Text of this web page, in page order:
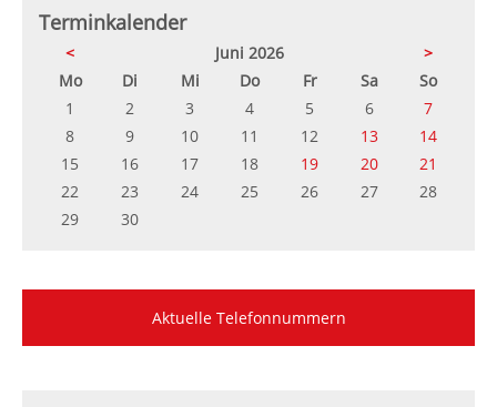
Terminkalender
< Juni 2026
>
Montag Di enstagMittwochDonnerstag
Freitag SamstagSonntag
1
2 3 4 5 6
7
8
9 10 11 12 13
14
15
16 17 18 19 20
21
22
23 24 25 26 27
28
29
30
Aktuelle Telefonnummern